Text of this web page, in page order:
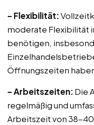
– Flexibilität:
moderate Flexibilität
benötigen,
Öffnungszeiten
– Arbeitszeiten: Die
regelmäßig und
Arbeitszeit von 38-